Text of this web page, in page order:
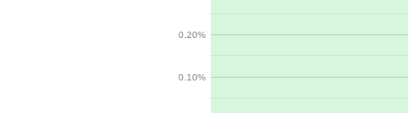
0.10%
0.20%